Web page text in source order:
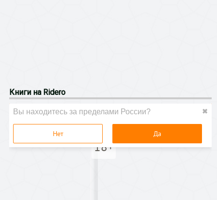
Книги на Ridero